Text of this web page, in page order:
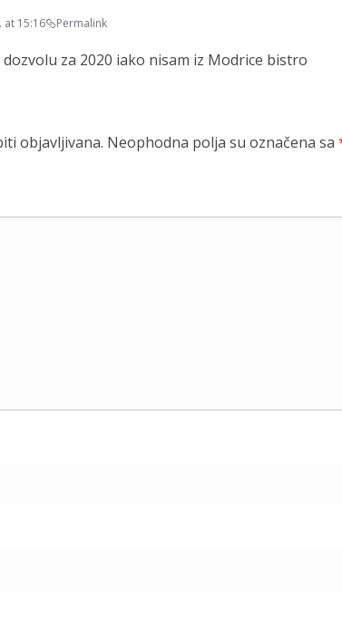
at 15:16 Permalink
za 2020 iako nisam iz Modrice bistro
objavljivana. Neophodna polja su označena sa